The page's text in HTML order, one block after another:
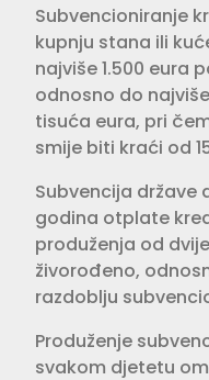
Subvencioniranje
kupnju stana ili
najviše 1.500 eura
odnosno do
tisuća eura, pri
smije biti kraći od
Subvencija države
godina otplate
produženja od
živorođeno,
razdoblju
Produženje
svakom djetetu